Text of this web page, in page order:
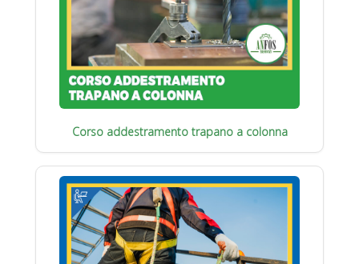
Corso addestramento trapano a colonna